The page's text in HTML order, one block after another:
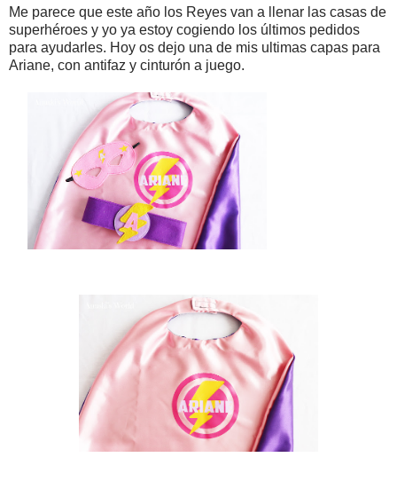
Me parece que este año los Reyes van a llenar las casas de
superhéroes y yo ya estoy cogiendo los últimos pedidos
para ayudarles. Hoy os dejo una de mis ultimas capas para
Ariane, con antifaz y cinturón a juego.